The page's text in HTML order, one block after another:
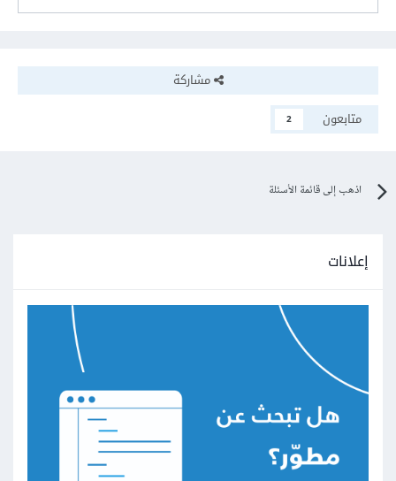
مشاركة
متابعون
2
اذهب إلى قائمة الأسئلة
إعلانات